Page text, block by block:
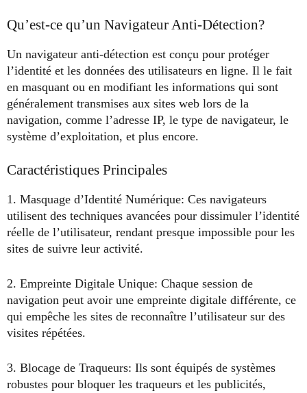
Qu’est-ce qu’un Navigateur Anti-Détection?
Un navigateur anti-détection est conçu pour protéger
l’identité et les données des utilisateurs en ligne. Il le fait
en masquant ou en modifiant les informations qui sont
généralement transmises aux sites web lors de la
navigation, comme l’adresse IP, le type de navigateur, le
système d’exploitation, et plus encore.
Caractéristiques Principales
1. Masquage d’Identité Numérique: Ces navigateurs
utilisent des techniques avancées pour dissimuler l’identité
réelle de l’utilisateur, rendant presque impossible pour les
sites de suivre leur activité.
2. Empreinte Digitale Unique: Chaque session de
navigation peut avoir une empreinte digitale différente, ce
qui empêche les sites de reconnaître l’utilisateur sur des
visites répétées.
3. Blocage de Traqueurs: Ils sont équipés de systèmes
robustes pour bloquer les traqueurs et les publicités,